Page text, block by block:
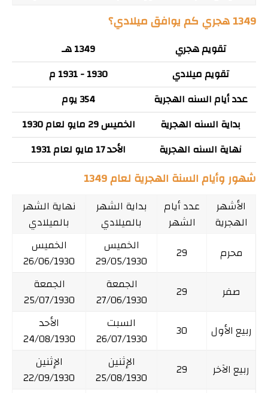
1349 هجري كم يوافق ميلادي؟
تقويم هجري
1349 هـ
تقويم ميلادي
1930 - 1931 م
عدد أيام السنه الهجرية
354 يوم
بداية السنه الهجرية
الخميس 29 مايو لعام 1930
نهاية السنه الهجرية
الأحد 17 مايو لعام 1931
شهور وأيام السنة الهجرية لعام 1349
الأشهر
الهجرية
عدد أيام
الشهر
بداية الشهر
بالميلادي
نهاية الشهر
بالميلادي
محرم
29
الخميس
29/05/1930
الخميس
26/06/1930
صفر
29
الجمعة
27/06/1930
الجمعة
25/07/1930
ربيع الأول
30
السبت
26/07/1930
الأحد
24/08/1930
ربيع الآخر
29
الإثنين
25/08/1930
الإثنين
22/09/1930